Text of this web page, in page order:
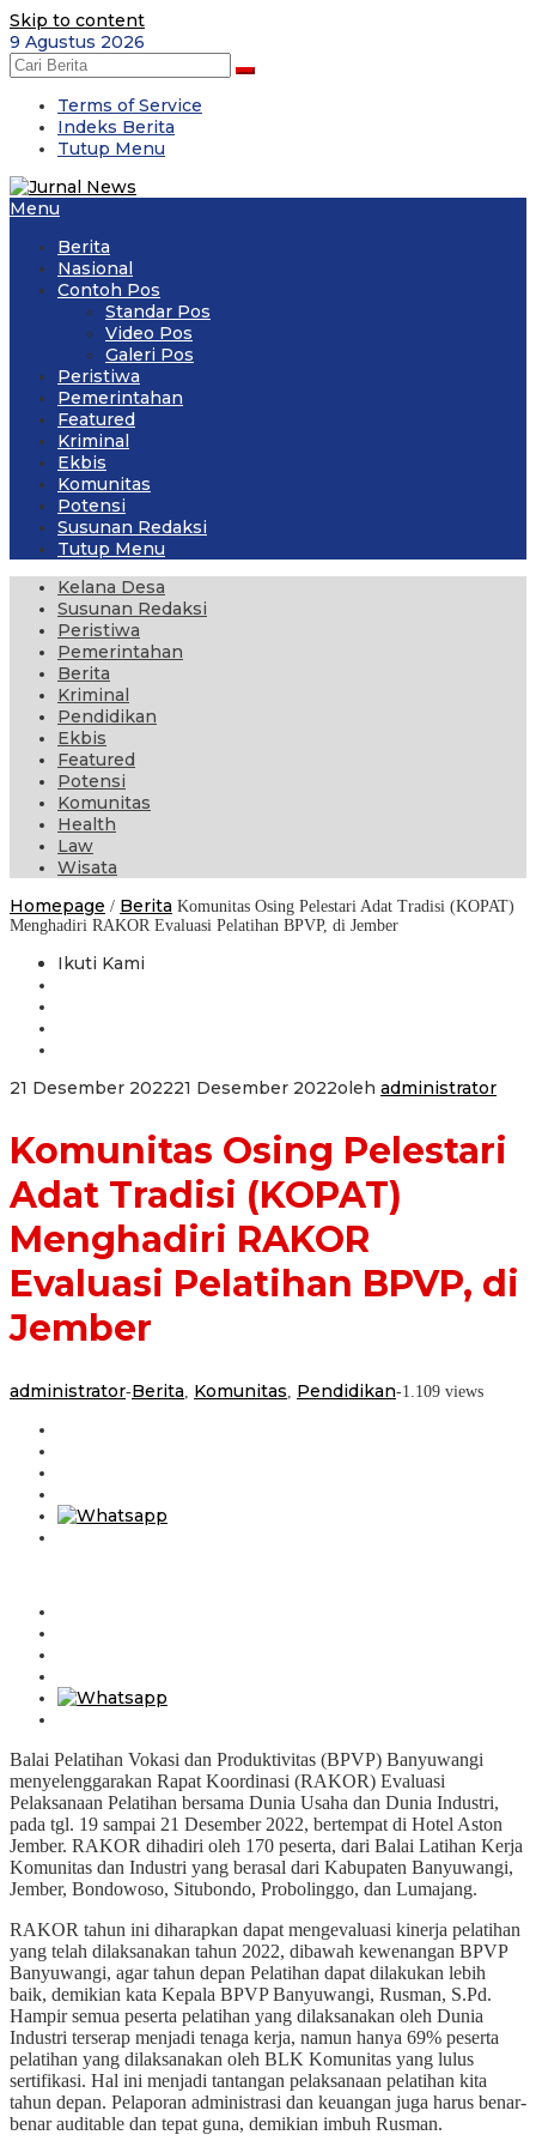
Skip to content
9 Agustus 2026
Terms of Service
Indeks Berita
Tutup Menu
Menu
Berita
Nasional
Contoh Pos
Standar Pos
Video Pos
Galeri Pos
Peristiwa
Pemerintahan
Featured
Kriminal
Ekbis
Komunitas
Potensi
Susunan Redaksi
Tutup Menu
Kelana Desa
Susunan Redaksi
Peristiwa
Pemerintahan
Berita
Kriminal
Pendidikan
Ekbis
Featured
Potensi
Komunitas
Health
Law
Wisata
Homepage / Berita Komunitas Osing Pelestari Adat Tradisi (KOPAT)
Menghadiri RAKOR Evaluasi Pelatihan BPVP, di Jember
Ikuti Kami
21 Desember 202221 Desember 2022oleh administrator
Komunitas Osing Pelestari
Adat Tradisi (KOPAT)
Menghadiri RAKOR
Evaluasi Pelatihan BPVP, di
Jember
administrator-Berita Komunitas Pendidikan-1.109 views
Balai Pelatihan Vokasi dan Produktivitas (BPVP) Banyuwangi
menyelenggarakan Rapat Koordinasi (RAKOR) Evaluasi
Pelaksanaan Pelatihan bersama Dunia Usaha dan Dunia Industri,
pada tgl. 19 sampai 21 Desember 2022, bertempat di Hotel Aston
Jember. RAKOR dihadiri oleh 170 peserta, dari Balai Latihan Kerja
Komunitas dan Industri yang berasal dari Kabupaten Banyuwangi,
Jember, Bondowoso, Situbondo, Probolinggo, dan Lumajang.
RAKOR tahun ini diharapkan dapat mengevaluasi kinerja pelatihan
yang telah dilaksanakan tahun 2022, dibawah kewenangan BPVP
Banyuwangi, agar tahun depan Pelatihan dapat dilakukan lebih
baik, demikian kata Kepala BPVP Banyuwangi, Rusman, S.Pd.
Hampir semua peserta pelatihan yang dilaksanakan oleh Dunia
Industri terserap menjadi tenaga kerja, namun hanya 69% peserta
pelatihan yang dilaksanakan oleh BLK Komunitas yang lulus
sertifikasi. Hal ini menjadi tantangan pelaksanaan pelatihan kita
tahun depan. Pelaporan administrasi dan keuangan juga harus benar-
benar auditable dan tepat guna, demikian imbuh Rusman.